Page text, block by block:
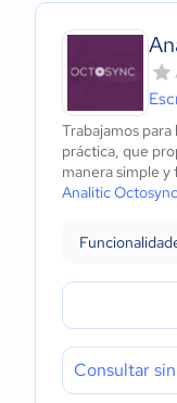
Trabajamos
práctica, que
manera simple y
Analitic Octosync
Consultar